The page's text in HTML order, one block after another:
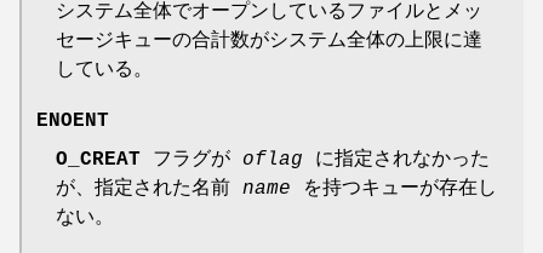
システム全体でオープンしているファイルとメッ
セージキューの合計数がシステム全体の上限に達
している。
ENOENT
O_CREAT フラグが oflag に指定されなかった
が、指定された名前 name を持つキューが存在し
ない。